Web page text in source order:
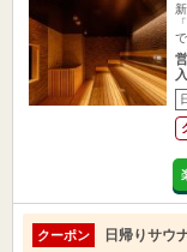
クーポン 日帰りサウ